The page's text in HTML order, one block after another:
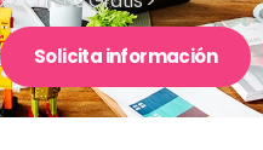
Solicita información